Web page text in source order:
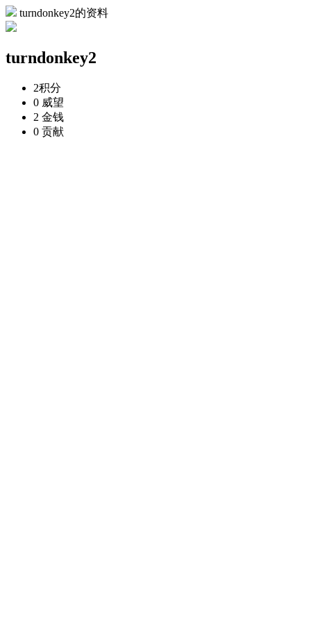
turndonkey2的资料
turndonkey2
2积分
0 威望
2 金钱
0 贡献